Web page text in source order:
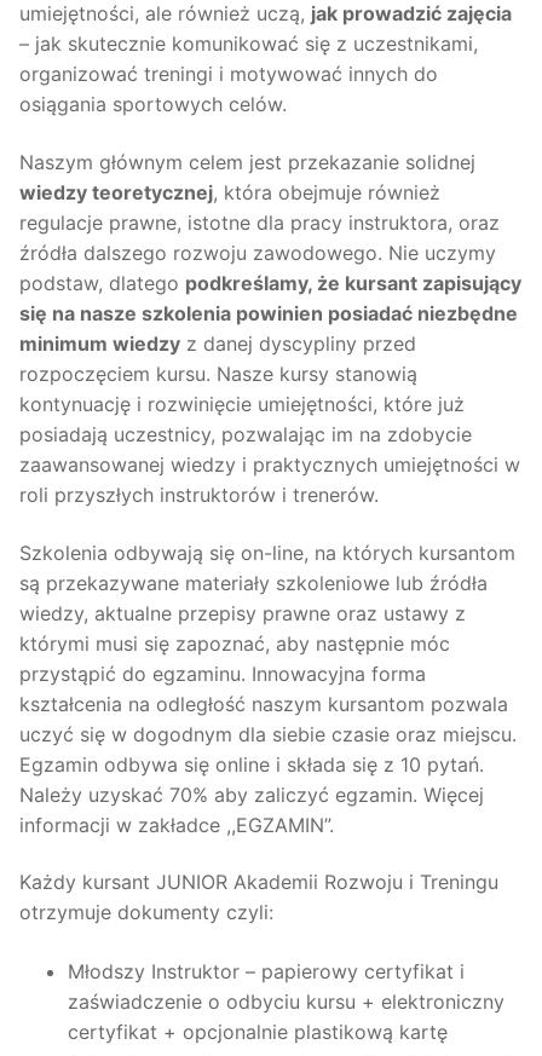
umiejętności, ale również uczą, jak prowadzić zajęcia
– jak skutecznie komunikować się z uczestnikami,
organizować treningi i motywować innych do
osiągania sportowych celów.
Naszym głównym celem jest przekazanie solidnej
wiedzy teoretycznej, która obejmuje również
regulacje prawne, istotne dla pracy instruktora, oraz
źródła dalszego rozwoju zawodowego. Nie uczymy
podstaw, dlatego podkreślamy, że kursant zapisujący
się na nasze szkolenia powinien posiadać niezbędne
minimum wiedzy z danej dyscypliny przed
rozpoczęciem kursu. Nasze kursy stanowią
kontynuację i rozwinięcie umiejętności, które już
posiadają uczestnicy, pozwalając im na zdobycie
zaawansowanej wiedzy i praktycznych umiejętności w
roli przyszłych instruktorów i trenerów.
Szkolenia odbywają się on-line, na których kursantom
są przekazywane materiały szkoleniowe lub źródła
wiedzy, aktualne przepisy prawne oraz ustawy z
którymi musi się zapoznać, aby następnie móc
przystąpić do egzaminu. Innowacyjna forma
kształcenia na odległość naszym kursantom pozwala
uczyć się w dogodnym dla siebie czasie oraz miejscu.
Egzamin odbywa się online i składa się z 10 pytań.
Należy uzyskać 70% aby zaliczyć egzamin. Więcej
informacji w zakładce ,,EGZAMIN”.
Każdy kursant JUNIOR Akademii Rozwoju i Treningu
otrzymuje dokumenty czyli:
Młodszy Instruktor – papierowy certyfikat i
zaświadczenie o odbyciu kursu + elektroniczny
certyfikat + opcjonalnie plastikową kartę